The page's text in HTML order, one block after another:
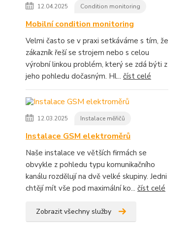
12.04.2025 Condition monitoring
Mobilní condition monitoring
Velmi často se v praxi setkáváme s tím, že
zákazník řeší se strojem nebo s celou
výrobní linkou problém, který se zdá býti z
jeho pohledu dočasným. Hl... číst celé
12.03.2025 Instalace měřičů
Instalace GSM elektroměrů
Naše instalace ve větších firmách se
obvykle z pohledu typu komunikačního
kanálu rozdělují na dvě velké skupiny. Jedni
chtějí mít vše pod maximální ko... číst celé
Zobrazit všechny služby